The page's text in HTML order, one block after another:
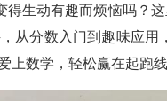
生动有趣而烦恼吗？
从分数入门到趣味应用
上数学，轻松赢在起跑